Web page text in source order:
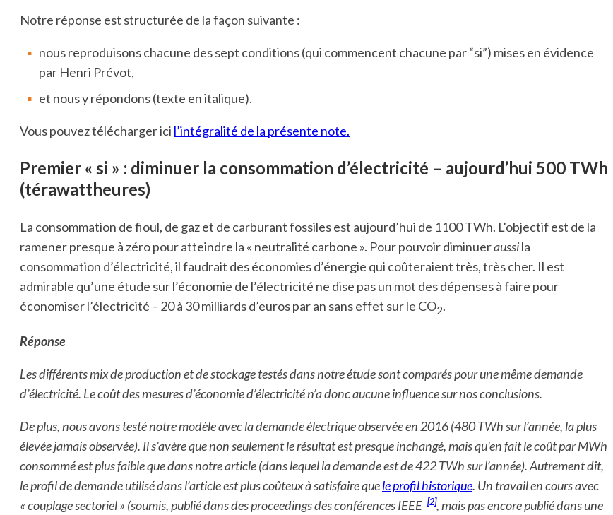
Notre réponse est structurée de la façon suivante :
nous reproduisons chacune des sept conditions (qui commencent chacune par “si”) mises en évidence
par Henri Prévot,
et nous y répondons (texte en italique).
Vous pouvez télécharger ici l’intégralité de la présente note.
Premier « si » : diminuer la consommation d’électricité – aujourd’hui 500 TWh
(térawattheures)
La consommation de fioul, de gaz et de carburant fossiles est aujourd’hui de 1100 TWh. L’objectif est de la
ramener presque à zéro pour atteindre la « neutralité carbone ». Pour pouvoir diminueraussila
consommation d’électricité, il faudrait des économies d’énergie qui coûteraient très, très cher. Il est
admirable qu’une étude sur l’économie de l’électricité ne dise pas un mot des dépenses à faire pour
économiser l’électricité – 20 à 30 milliards d’euros par an sans effet sur le CO2.
Réponse
Les différents mix de production et de stockage testés dans notre étude sont comparés pour une même demande
d’électricité. Le coût des mesures d’économie d’électricité n’a donc aucune influence sur nos conclusions.
De plus, nous avons testé notre modèle avec la demande électrique observée en 2016 (480 TWh sur l’année, la plus
élevée jamais observée). Il s’avère que non seulement le résultat est presque inchangé, mais qu’en fait le coût par MWh
consommé est plus faible que dans notre article (dans lequel la demande est de 422 TWh sur l’année). Autrement dit,
le profil de demande utilisé dans l’article est plus coûteux à satisfaire quele profil historique. Un travail en cours avec
« couplage sectoriel » (soumis, publié dans des proceedings des conférences IEEE [2], mais pas encore publié dans une